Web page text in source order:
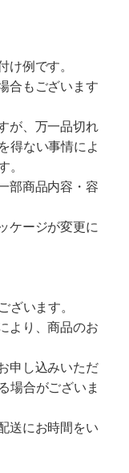
例です。
合もございます
が、万一品切れ
得ない事情によ
。
部商品内容・容
ケージが変更に
います。
より、商品のお
申し込みいただ
場合がございま
送にお時間をい